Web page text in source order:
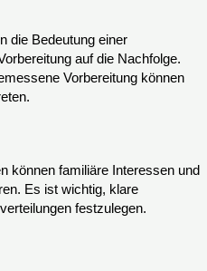
die Bedeutung einer
auf die Nachfolge.
Vorbereitung können
können familiäre Interessen und
Es ist wichtig, klare
festzulegen.